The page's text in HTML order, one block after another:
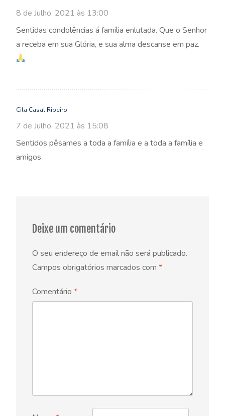
8 de Julho, 2021 às 13:00
Sentidas condolências á família enlutada. Que o Senhor
a receba em sua Glória, e sua alma descanse em paz.
Cila Casal Ribeiro
7 de Julho, 2021 às 15:08
Sentidos pêsames a toda a família e a toda a família e
amigos
Deixe um comentário
O seu endereço de email não será publicado.
Campos obrigatórios marcados com *
Comentário *